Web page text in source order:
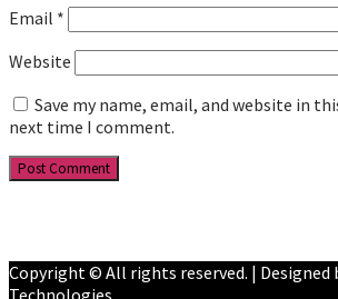
Email *
Website
Save my name, email, and website in
next time I comment.
Copyright © All rights reserved. | Designed